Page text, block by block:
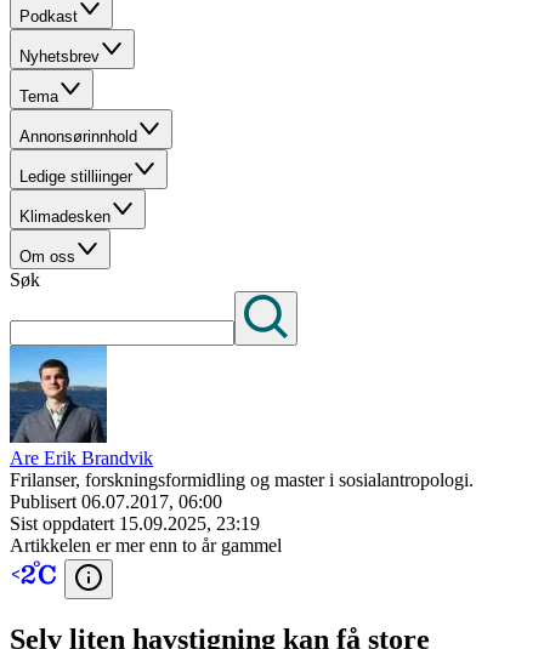
Podkast
Nyhetsbrev
Tema
Annonsørinnhold
Ledige stilliinger
Klimadesken
Om oss
Søk
Are Erik Brandvik
Frilanser, forskningsformidling og master i sosialantropologi.
Publisert 06.07.2017, 06:00
Sist oppdatert 15.09.2025, 23:19
Artikkelen er mer enn to år gammel
Selv liten havstigning kan få store